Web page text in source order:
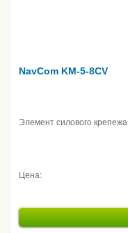
NavCom KM-5-8CV
Элемент силового крепежа
Цена: